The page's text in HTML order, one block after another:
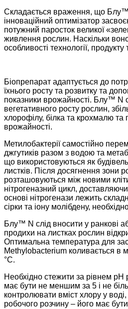
Складається враження, що
інноваційний оптимізатор
потужний паросток великої
живлення рослин. Наскільки
особливості технології,
Біопрепарат адаптується до
їхнього росту та розвитку та
показники врожайності. Блу™ N
вегетативного росту рослин,
хлорофілу, білка та крохмалю
врожайності.
Метилобактерії самостійно
джгутиків разом з водою та
що використовуються як
листків. Після досягнення зони
розташовуються між новими
нітрогеназний цикл,
основі нітрогенази лежить
сірки та іону молібдену,
Блу™ N слід вносити у ранкові
продихи на листках рослин
Оптимальна температура для
Methylobacterium коливається в
°С.
Необхідно стежити за рівнем pH
має бути не меншим за 5 і не
контролювати вміст хлору у
робочого розчину – його має